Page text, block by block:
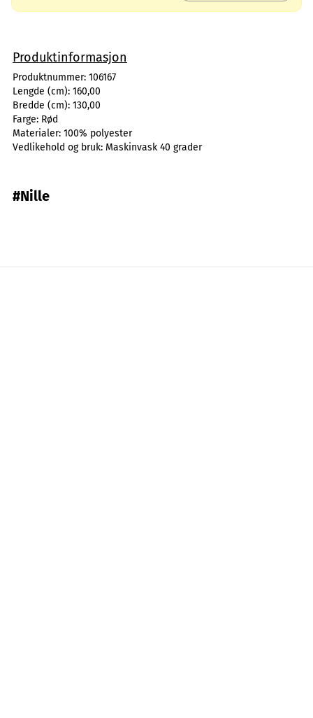
Produktinformasjon
Produktnummer: 106167
Lengde (cm): 160,00
Bredde (cm): 130,00
Farge: Rød
Materialer: 100% polyester
Vedlikehold og bruk: Maskinvask 40 grader
#Nille